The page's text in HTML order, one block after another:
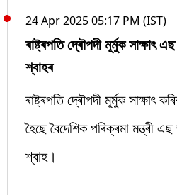
24 Apr 2025 05:17 PM (IST)
ৰাষ্ট্ৰপতি দ্ৰৌপদী মূৰ্মুক
শ্বাহৰ
ৰাষ্ট্ৰপতি দ্ৰৌপদী মূৰ্মুক সাক্ষাৎ
হৈছে বৈদেশিক পৰিক্ৰমা মন্ত্ৰী
শ্বাহ।